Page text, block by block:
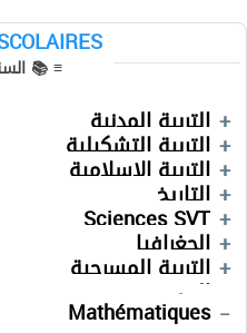
≡ 📚
التربية المدنية
Devoirs
التربية التشكيلية
Devoirs
Informatique
Devoirs
Exercices
Vidéos
التربية الإسلامية
Devoirs
Physique
Cours
Devoirs
Vidéos
التاريخ
Devoirs
Français
Devoirs
Exercices
Sciences SVT
Devoirs
الجغرافيا
Devoirs
التربية المسرحية
Devoirs
Technologie
Cours
Devoirs
Séries
العربية
Cours
Devoirs
Anglais
Devoirs
Séries
Mathématiques